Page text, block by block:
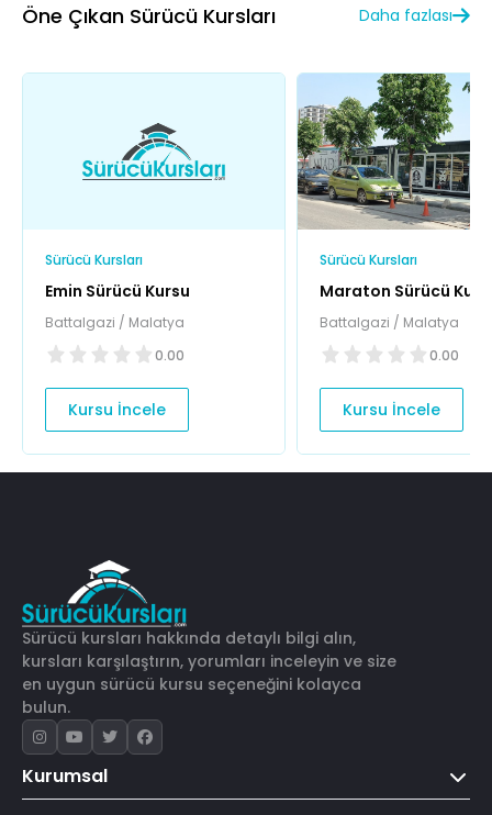
Öne Çıkan Sürücü Kursları Daha fazlası
Sürücü Kursları
Emin Sürücü Kursu
Battalgazi / Malatya
0.00
Kursu İncele
Sürücü Kursları
Maraton Sürücü
Battalgazi / Malatya
0.00
Kursu İncele
Sürücü kursları hakkında detaylı bilgi alın,
kursları karşılaştırın, yorumları inceleyin ve size
en uygun sürücü kursu seçeneğini kolayca
bulun.
Kurumsal